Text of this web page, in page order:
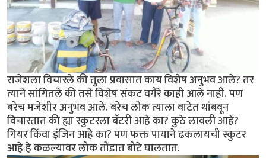
राजेशला विचारले की तुला प्रवासात काय विशेष अनुभव आले? तर
त्याने सांगितले की तसे विशेष संकट वगैरे काही आले नाही. पण
बरेच मजेशीर अनुभव आले. बरेच लोक त्याला वाटेत थांबवून
विचारतात की ह्या स्कुटरला बॅटरी आहे का? कुठे लावली आहे?
गियर किंवा इंजिन आहे का? पण फक्त पायाने ढकलायची स्कुटर
आहे हे कळल्यावर लोक तोंडात बोटे घालतात.